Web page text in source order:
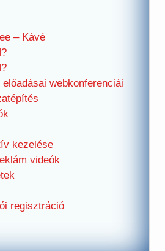
– Kávé
előadásai webkonferenciái
kezelése
videók
regisztráció